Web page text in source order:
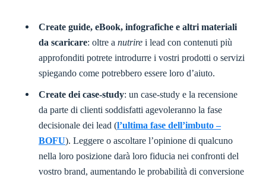
Create guide, eBook, infografiche e altri materiali
da scaricare: oltre a nutrire i lead con contenuti più
approfonditi potrete introdurre i vostri prodotti o servizi
spiegando come potrebbero essere loro d’aiuto.
Create dei case-study: un case-study e la recensione
da parte di clienti soddisfatti agevoleranno la fase
decisionale dei lead (l’ultima fase dell’imbuto –
BOFU). Leggere o ascoltare l’opinione di qualcuno
nella loro posizione darà loro fiducia nei confronti del
vostro brand, aumentando le probabilità di conversione